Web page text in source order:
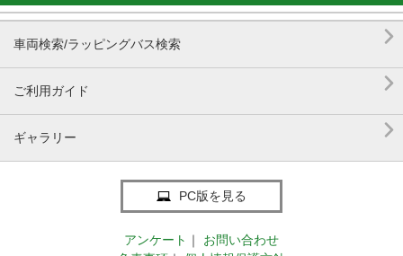
車両検索/ラッピングバス検索 
ご利用ガイド 
ギャラリー 
PC版を見る
アンケート ｜
お問い合わせ